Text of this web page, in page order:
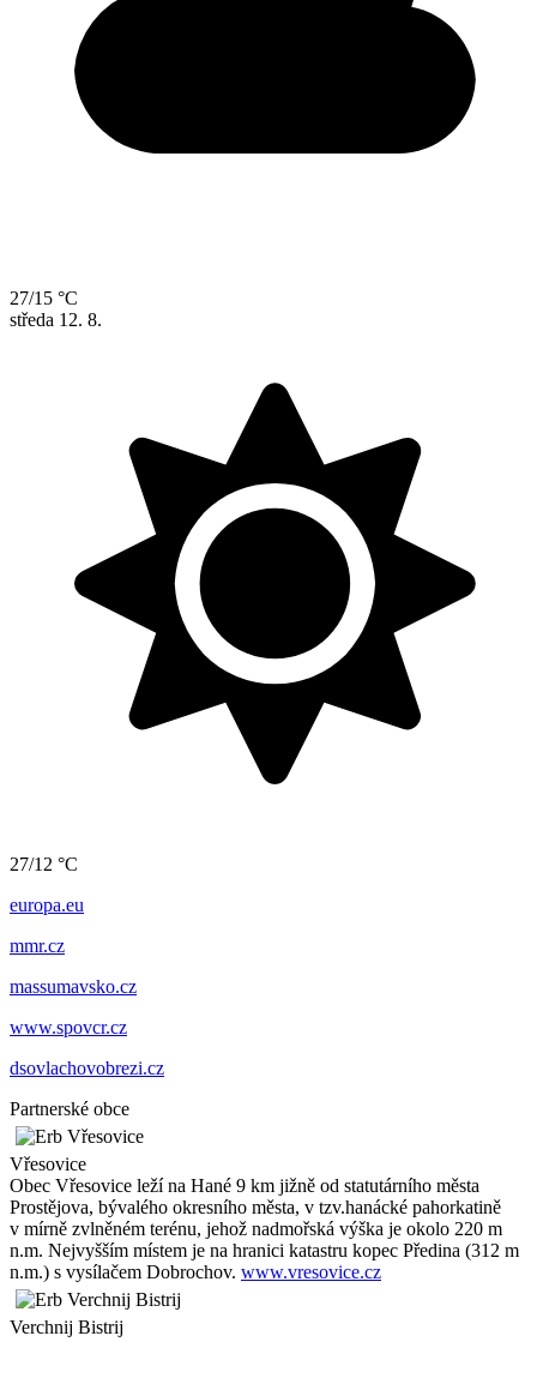
27/15 °C
středa 12. 8.
27/12 °C
europa.eu
mmr.cz
massumavsko.cz
www.spovcr.cz
dsovlachovobrezi.cz
Partnerské obce
Vřesovice
Obec Vřesovice leží na Hané 9 km jižně od statutárního města
Prostějova, bývalého okresního města, v tzv.hanácké pahorkatině
v mírně zvlněném terénu, jehož nadmořská výška je okolo 220 m
n.m. Nejvyšším místem je na hranici katastru kopec Předina (312 m
n.m.) s vysílačem Dobrochov. www.vresovice.cz
Verchnij Bistrij